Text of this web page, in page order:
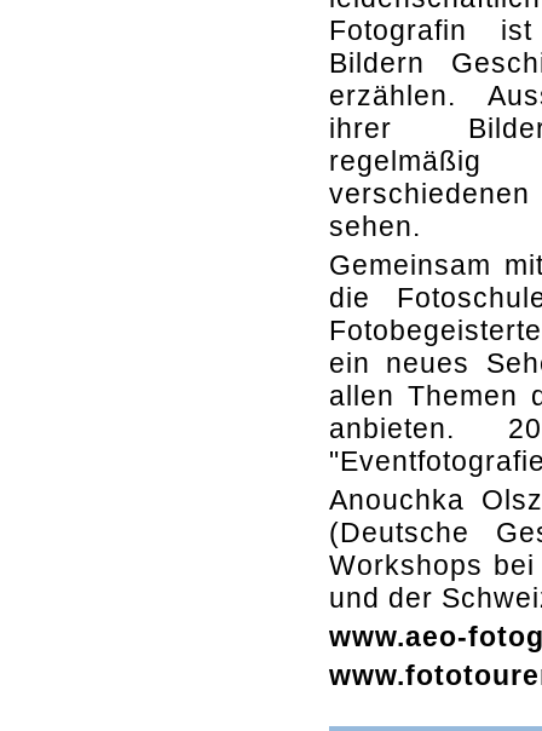
Fotografin
Bildern
erzählen.
ihrer
sehen.
Gemeinsam
die
ein neues
allen Themen
anbieten.
Anouchka
(Deutsche
Workshops
und der
www.aeo-